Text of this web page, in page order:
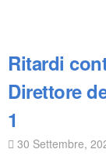
Ritardi
Direttore
1
30 Settembre,